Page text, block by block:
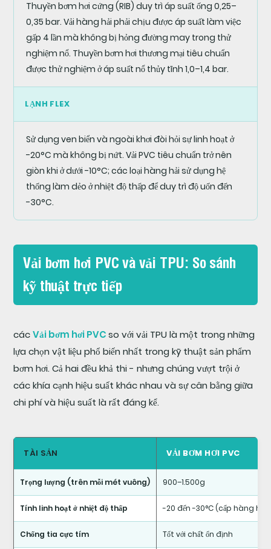
Thuyền bơm hơi cứng (RIB) duy trì áp suất ống 0,25–
0,35 bar. Vải hàng hải phải chịu được áp suất làm việc
gấp 4 lần mà không bị hỏng đường may trong thử
nghiệm nổ. Thuyền bơm hơi thương mại tiêu chuẩn
được thử nghiệm ở áp suất nổ thủy tĩnh 1,0–1,4 bar.
LẠNH FLEX
Sử dụng ven biển và ngoài khơi đòi hỏi sự linh hoạt ở
-20°C mà không bị nứt. Vải PVC tiêu chuẩn trở nên
giòn khi ở dưới -10°C; các loại hàng hải sử dụng hệ
thống làm dẻo ở nhiệt độ thấp để duy trì độ uốn đến
-30°C.
Vải bơm hơi PVC và vải TPU: So sánh
kỹ thuật trực tiếp
cácVải bơm hơi PVCso với vải TPU là một trong những
lựa chọn vật liệu phổ biến nhất trong kỹ thuật sản phẩm
bơm hơi. Cả hai đều khả thi - nhưng chúng vượt trội ở
các khía cạnh hiệu suất khác nhau và sự cân bằng giữa
chi phí và hiệu suất là rất đáng kể.
TÀI SẢN VẢI BƠM HƠI PVC
Trọng lượng (trên mỗi mét vuông) 900–1.500g
Tính linh hoạt ở nhiệt độ thấp -20 đến -30°C (cấp hàng hải)
Chống tia cực tím Tốt với chất ổn định